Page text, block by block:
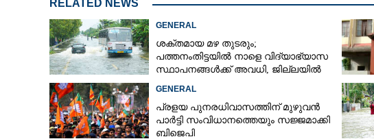
RELATED NEWS
GENERAL
ശക്തമായ മഴ തുടരും;
പത്തനംതിട്ടയിൽ നാളെ വിദ്യാഭ്യാസ
സ്ഥാപനങ്ങൾക്ക് അവധി,​ ജില്ലയിൽ
GENERAL
പ്രളയ പുനരധിവാസത്തിന് മുഴുവൻ
പാർട്ടി സംവിധാനത്തെയും സജ്ജമാക്കി
ബിജെപി